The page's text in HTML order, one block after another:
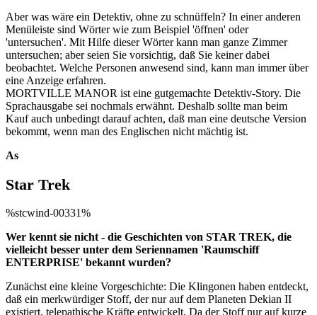
Aber was wäre ein Detektiv, ohne zu schnüffeln? In einer anderen
Menüleiste sind Wörter wie zum Beispiel 'öffnen' oder
'untersuchen'. Mit Hilfe dieser Wörter kann man ganze Zimmer
untersuchen; aber seien Sie vorsichtig, daß Sie keiner dabei
beobachtet. Welche Personen anwesend sind, kann man immer über
eine Anzeige erfahren.
MORTVILLE MANOR ist eine gutgemachte Detektiv-Story. Die
Sprachausgabe sei nochmals erwähnt. Deshalb sollte man beim
Kauf auch unbedingt darauf achten, daß man eine deutsche Version
bekommt, wenn man des Englischen nicht mächtig ist.
As
Star Trek
%stcwind-00331%
Wer kennt sie nicht - die Geschichten von STAR TREK, die
vielleicht besser unter dem Seriennamen 'Raumschiff
ENTERPRISE' bekannt wurden?
Zunächst eine kleine Vorgeschichte: Die Klingonen haben entdeckt,
daß ein merkwürdiger Stoff, der nur auf dem Planeten Dekian II
existiert, telepathische Kräfte entwickelt. Da der Stoff nur auf kurze